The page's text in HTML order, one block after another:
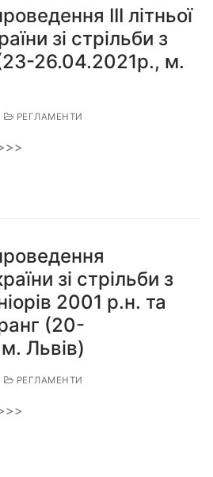
ІІІ літньої
зі стрільби з
26.04.2021р., м.
РЕГЛАМЕНТИ
зі стрільби з
2001 р.н. та
(20-
Львів)
РЕГЛАМЕНТИ